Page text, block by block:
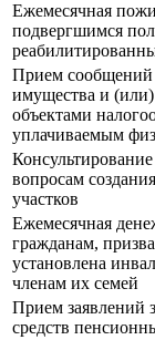
Ежемесячная
подвергшимся
Прием сообщений
имущества и
объектами
уплачиваемым
вопросам
участков
Ежемесячная
гражданам,
установлена
членам их семей
Прием заявлений
средств